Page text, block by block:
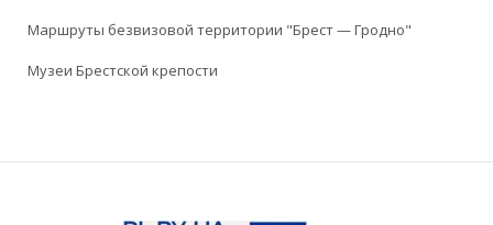
Маршруты безвизовой территории "Брест — Гродно"
Музеи Брестской крепости